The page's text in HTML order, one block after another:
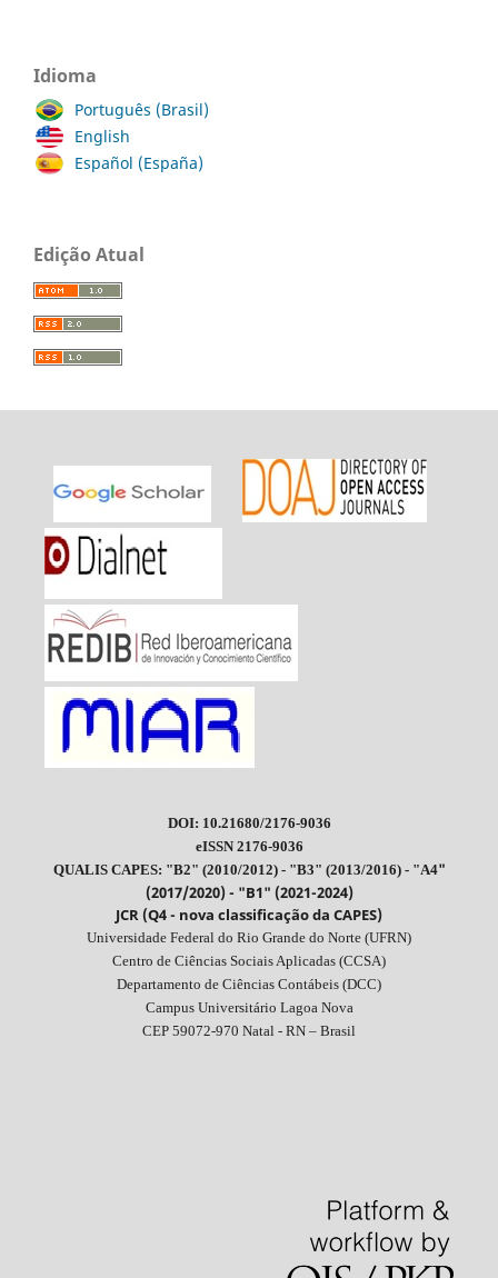
Idioma
Português (Brasil)
English
Español (España)
Edição Atual
DOI: 10.21680/2176-9036
eISSN 2176-9036
QUALIS CAPES: "B2" (2010/2012) - "B3" (2013/2016) - "A4"
(2017/2020) - "B1" (2021-2024)
JCR (Q4 - nova classificação da CAPES)
Universidade Federal do Rio Grande do Norte (UFRN)
Centro de Ciências Sociais Aplicadas (CCSA)
Departamento de Ciências Contábeis (DCC)
Campus Universitário Lagoa Nova
CEP 59072-970 Natal - RN – Brasil